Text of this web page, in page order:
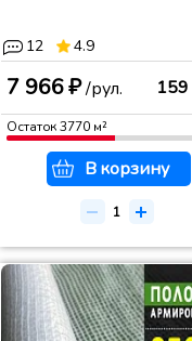
12 4.9
7 966 ₽/рул. 159
Остаток3770м²
В корзину